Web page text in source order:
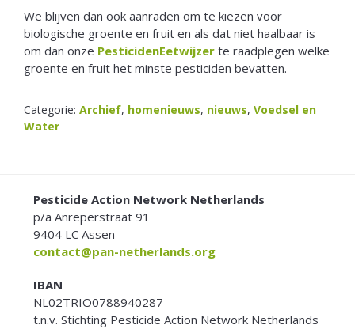
We blijven dan ook aanraden om te kiezen voor
biologische groente en fruit en als dat niet haalbaar is
om dan onze PesticidenEetwijzer te raadplegen welke
groente en fruit het minste pesticiden bevatten.
Categorie: Archief, homenieuws, nieuws, Voedsel en
Water
FOOTERPesticide Action Network Netherlands
p/a Anreperstraat 91
9404 LC Assen
contact@pan-netherlands.org
IBAN
NL02TRIO0788940287
t.n.v. Stichting Pesticide Action Network Netherlands